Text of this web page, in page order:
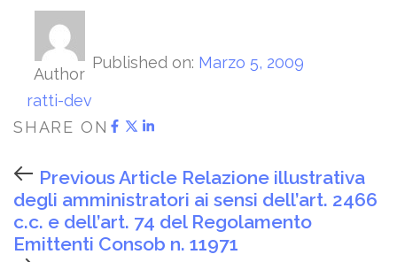
Author
ratti-dev
Published on: Marzo 5, 2009
SHARE ON
Previous Article Relazione illustrativa
degli amministratori ai sensi dell’art. 2466
c.c. e dell’art. 74 del Regolamento
Emittenti Consob n. 11971